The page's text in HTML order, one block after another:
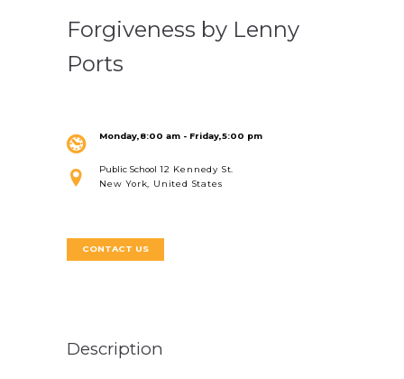
Forgiveness by Lenny
Ports
Monday,8:00 am - Friday,5:00 pm
Public School 12 Kennedy St.
New York
United States
CONTACT US
Description